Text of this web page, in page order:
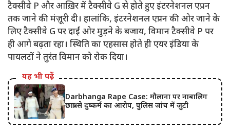
टैक्सीवे P और आख़िर में टैक्सीवे G से होते हुए इंटरनेशनल एप्रन
तक जाने की मंज़ूरी दी। हालांकि, इंटरनेशनल एप्रन की ओर जाने के
लिए टैक्सीवे G पर दाईं ओर मुड़ने के बजाय, विमान टैक्सीवे P पर
ही आगे बढ़ता रहा। स्थिति का एहसास होते ही एयर इंडिया के
पायलटों ने तुरंत विमान को रोक दिया।
यह भी पढ़ें
Darbhanga Rape Case: मौलाना पर नाबालिग
छात्रा से दुष्कर्म का आरोप, पुलिस जांच में जुटी